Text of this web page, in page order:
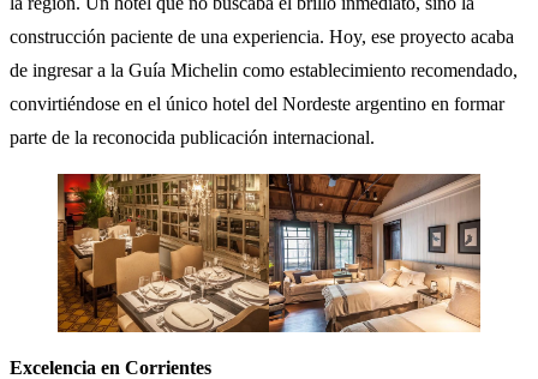
construcción paciente de una experiencia. Hoy, ese proyecto acaba
de ingresar a la Guía Michelin como establecimiento recomendado,
convirtiéndose en el único hotel del Nordeste argentino en formar
parte de la reconocida publicación internacional.
Excelencia en Corrientes